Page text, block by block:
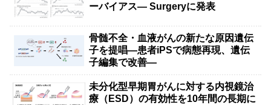
ーバイアス— Surgeryに発表
骨髄不全・血液がんの新たな原因遺伝
子を提唱―患者iPSで病態再現、遺伝
子編集で改善―
未分化型早期胃がんに対する内視鏡治
療（ESD）の有効性を10年間の長期に